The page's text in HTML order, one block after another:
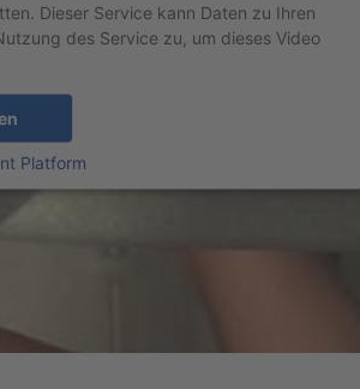
Dieser Service kann Daten zu Ihren
des Service zu, um dieses Video
Platform